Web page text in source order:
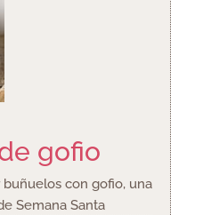
gofio
buñuelos con gofio, una
Semana Santa